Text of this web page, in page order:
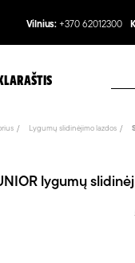
Vilnius: +370 62012300
Lygumų slidinėjimo lazdos
lygumų